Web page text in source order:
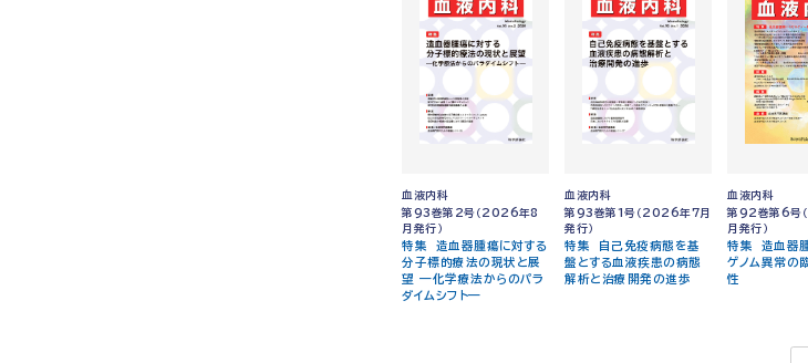
血液内科
第93巻第2号（2026年8
月発行）
特集 造血器腫瘍に対する
分子標的療法の現状と展
望 —化学療法からのパラ
ダイムシフト—
血液内科
第93巻第1号（2026年7月
発行）
特集 自己免疫病態を基
盤とする血液疾患の病態
解析と治療開発の進歩
血液内科
第92巻第6号
月発行）
特集 造血器
ゲノム異常の
性